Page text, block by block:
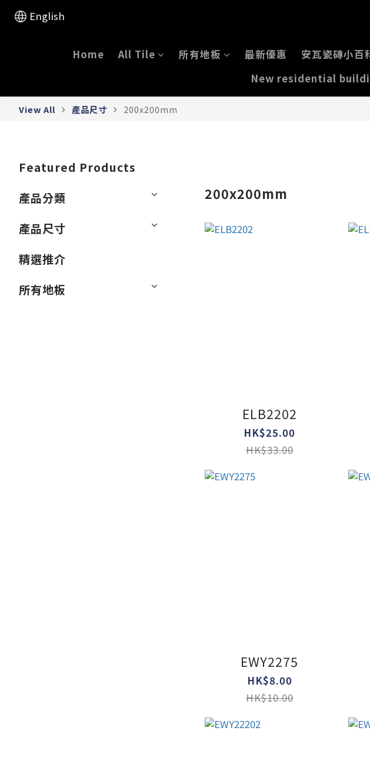
English
Home All Tile 所有地板 最新優惠 安瓦瓷磚小百
New residential
View All 產品尺寸 200x200mm
Featured Products
產品分類
產品尺寸
精選推介
所有地板
200x200mm
ELB2202
HK$25.00
HK$33.00
EWY2275
HK$8.00
HK$10.00